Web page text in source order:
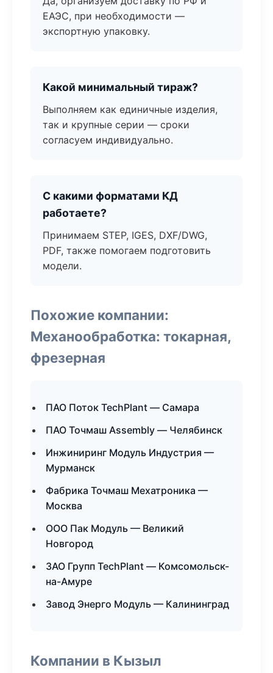
ЕАЭС, при необходимости —
экспортную упаковку.
Какой минимальный тираж?
Выполняем как единичные изделия,
так и крупные серии — сроки
согласуем индивидуально.
С какими форматами КД
работаете?
Принимаем STEP, IGES, DXF/DWG,
PDF, также помогаем подготовить
модели.
Похожие компании:
Механообработка: токарная,
фрезерная
ПАО Поток TechPlant — Самара
ПАО Точмаш Assembly — Челябинск
Инжиниринг Модуль Индустрия —
Мурманск
Фабрика Точмаш Мехатроника —
Москва
ООО Пак Модуль — Великий
Новгород
ЗАО Групп TechPlant — Комсомольск-
на-Амуре
Завод Энерго Модуль — Калининград
Компании в Кызыл